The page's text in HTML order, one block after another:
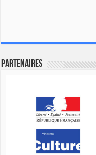
Partenaires